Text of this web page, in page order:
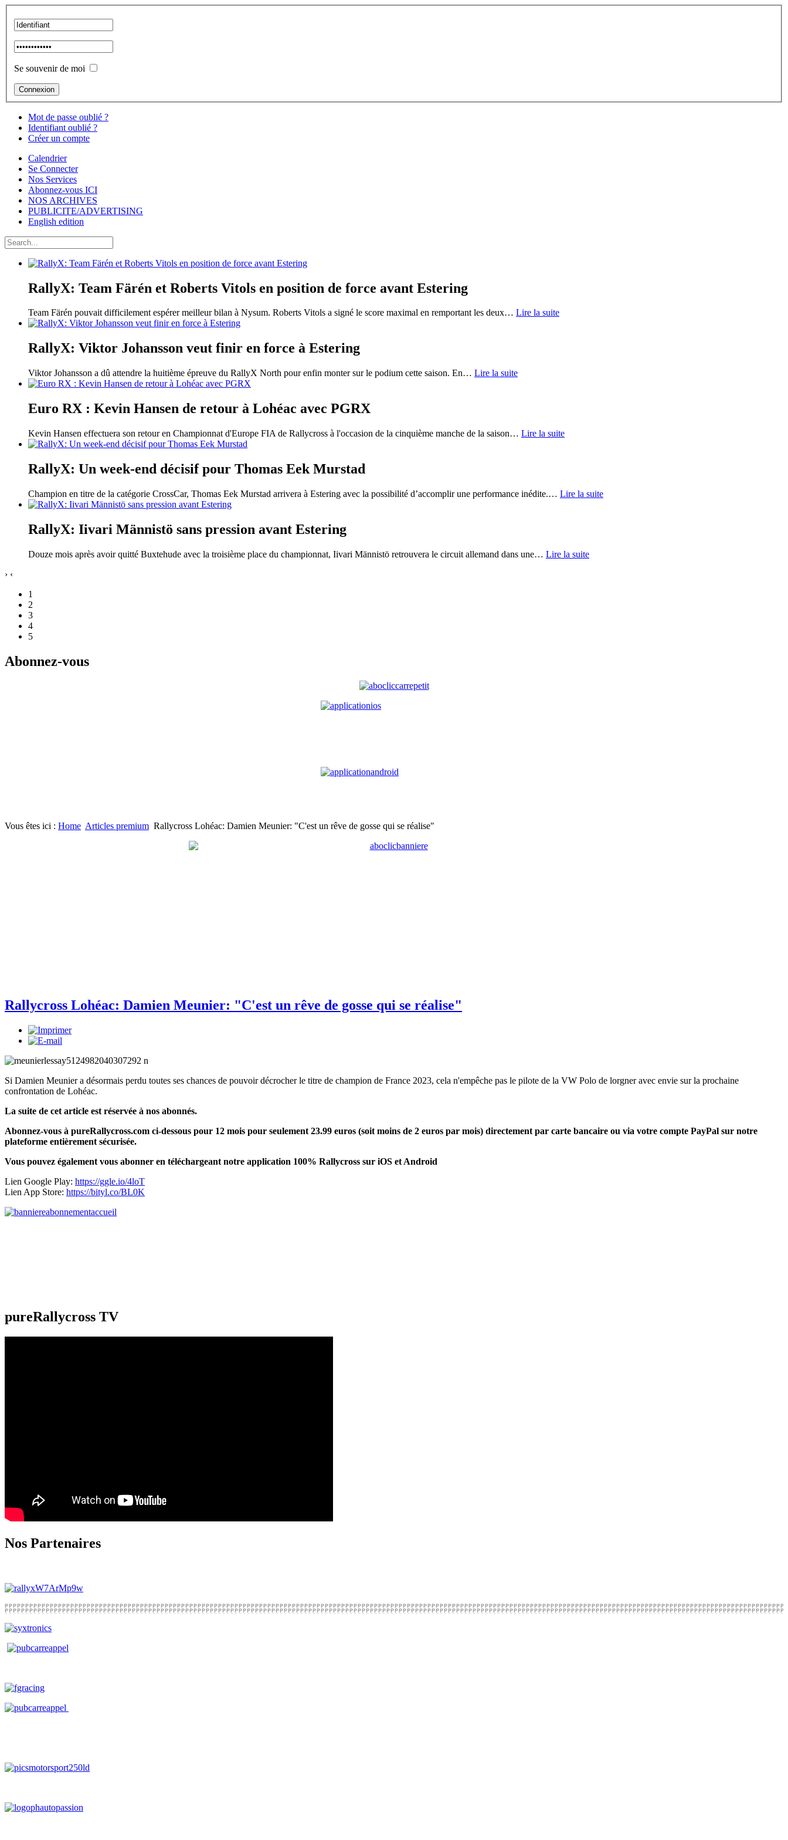
Se souvenir de moi
Mot de passe oublié ?
Identifiant oublié ?
Créer un compte
Calendrier
Se Connecter
Nos Services
Abonnez-vous ICI
NOS ARCHIVES
PUBLICITE/ADVERTISING
English edition
RallyX: Team Färén et Roberts Vitols en position de force avant Estering
Team Färén pouvait difficilement espérer meilleur bilan à Nysum. Roberts Vitols a signé le score maximal en remportant les deux… Lire la suite
RallyX: Viktor Johansson veut finir en force à Estering
Viktor Johansson a dû attendre la huitième épreuve du RallyX North pour enfin monter sur le podium cette saison. En… Lire la suite
Euro RX : Kevin Hansen de retour à Lohéac avec PGRX
Kevin Hansen effectuera son retour en Championnat d'Europe FIA de Rallycross à l'occasion de la cinquième manche de la saison… Lire la suite
RallyX: Un week-end décisif pour Thomas Eek Murstad
Champion en titre de la catégorie CrossCar, Thomas Eek Murstad arrivera à Estering avec la possibilité d’accomplir une performance inédite.… Lire la suite
RallyX: Iivari Männistö sans pression avant Estering
Douze mois après avoir quitté Buxtehude avec la troisième place du championnat, Iivari Männistö retrouvera le circuit allemand dans une… Lire la suite
› ‹
1
2
3
4
5
Abonnez-vous
Vous êtes ici : Home Articles premium Rallycross Lohéac: Damien Meunier: "C'est un rêve de gosse qui se réalise"
Rallycross Lohéac: Damien Meunier: "C'est un rêve de gosse qui se réalise"
Si Damien Meunier a désormais perdu toutes ses chances de pouvoir décrocher le titre de champion de France 2023, cela n'empêche pas le pilote de la VW Polo de lorgner avec envie sur la prochaine
confrontation de Lohéac.
La suite de cet article est réservée à nos abonnés.
Abonnez-vous à pureRallycross.com ci-dessous pour 12 mois pour seulement 23.99 euros (soit moins de 2 euros par mois) directement par carte bancaire ou via votre compte PayPal sur notre
plateforme entièrement sécurisée.
Vous pouvez également vous abonner en téléchargeant notre application 100% Rallycross sur iOS et Android
Lien Google Play: https://ggle.io/4loT
Lien App Store: https://bityl.co/BL0K
pureRallycross TV
Nos Partenaires